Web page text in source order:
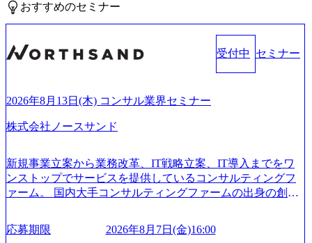
おすすめのセミナー
受付中 セミナー
2026年8月13日(木) コンサル業界セミナー
株式会社ノースサンド
新規事業立案から業務改革、IT戦略立案、IT導入までをワ
ンストップでサービスを提供しているコンサルティングフ
ァーム。 国内大手コンサルティングファームの出身の創業
もっと自由に誠実に提案できる会社をつくりたい」「胸を
張って会社が好きだと言えるような家族的な組織をつくり
応募期限
2026年8月7日(金)16:00